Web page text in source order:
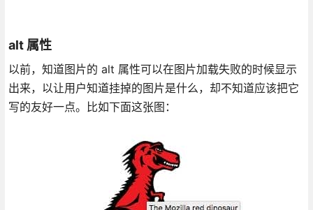
alt 属性
以前，知道图片的 alt 属性可以在图片加载失败的时候显示
出来，以让用户知道挂掉的图片是什么，却不知道应该把它
写的友好一点。比如下面这张图：